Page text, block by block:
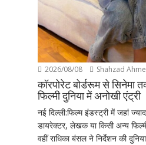
2026/08/08 Shahzad
कॉरपोरेट बोर्डरूम से सिनेमा
फिल्मी दुनिया में अनोखी एंट्री
नई दिल्ली:फिल्म इंडस्ट्री में जहां
डायरेक्टर, लेखक या किसी अन्य
वहीं राधिका बंसल ने निर्देशन की